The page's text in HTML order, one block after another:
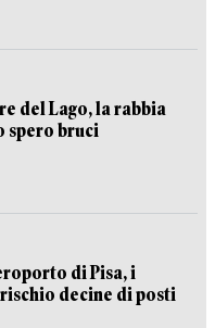
del Lago, la rabbia
spero bruci
di Pisa, i
decine di posti